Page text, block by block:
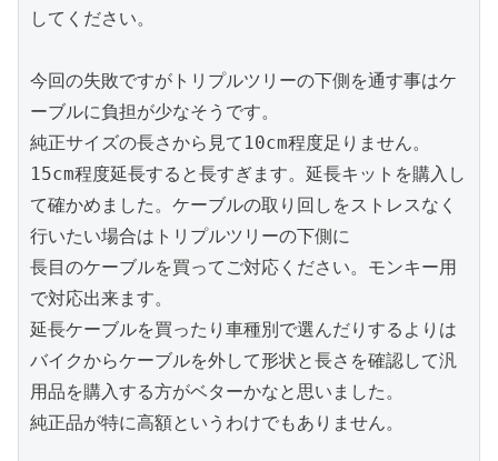
してください。
今回の失敗ですがトリプルツリーの下側を通す事はケ
ーブルに負担が少なそうです。
純正サイズの長さから見て10cm程度足りません。
15cm程度延長すると長すぎます。延長キットを購入し
て確かめました。ケーブルの取り回しをストレスなく
行いたい場合はトリプルツリーの下側に
長目のケーブルを買ってご対応ください。モンキー用
で対応出来ます。
延長ケーブルを買ったり車種別で選んだりするよりは
バイクからケーブルを外して形状と長さを確認して汎
用品を購入する方がベターかなと思いました。
純正品が特に高額というわけでもありません。